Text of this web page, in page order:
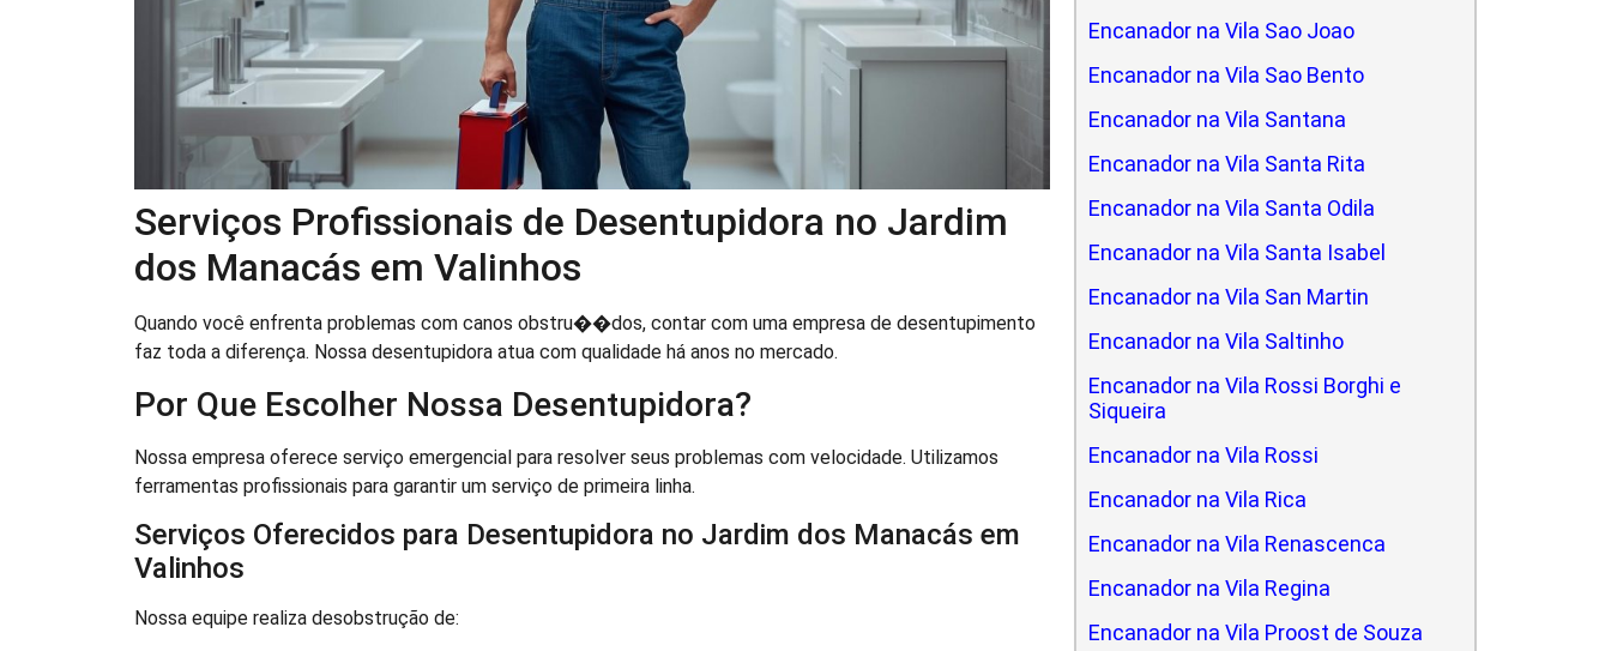
Serviços Profissionais de Desentupidora no Jardim
dos Manacás em Valinhos
Quando você enfrenta problemas com canos obstru��dos, contar com uma empresa de desentupimento
faz toda a diferença. Nossa desentupidora atua com qualidade há anos no mercado.
Por Que Escolher Nossa Desentupidora?
Nossa empresa oferece serviço emergencial para resolver seus problemas com velocidade. Utilizamos
ferramentas profissionais para garantir um serviço de primeira linha.
Serviços Oferecidos para Desentupidora no Jardim dos Manacás em
Valinhos
Nossa equipe realiza desobstrução de:
Encanador na Vila Sao Joao
Encanador na Vila Sao Bento
Encanador na Vila Santana
Encanador na Vila Santa Rita
Encanador na Vila Santa Odila
Encanador na Vila Santa Isabel
Encanador na Vila San Martin
Encanador na Vila Saltinho
Encanador na Vila Rossi Borghi e
Siqueira
Encanador na Vila Rossi
Encanador na Vila Rica
Encanador na Vila Renascenca
Encanador na Vila Regina
Encanador na Vila Proost de Souza